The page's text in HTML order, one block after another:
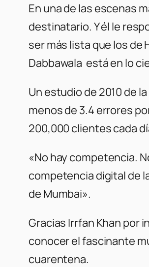
En una de las escenas
destinatario. Y él le
ser más lista que los de
Dabbawala está en lo
Un estudio de 2010 de
menos de 3.4 errores
200,000 clientes cada
«No hay competencia.
competencia digital de
de Mumbai».
Gracias Irrfan Khan por
conocer el fascinante
cuarentena.